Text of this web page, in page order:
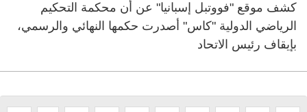
كشف موقع "فووتبل إسبانيا" عن أن محكمة التحكيم
الرياضي الدولية "كاس" أصدرت حكمها النهائي والرسمي،
بإيقاف رئيس الاتحاد